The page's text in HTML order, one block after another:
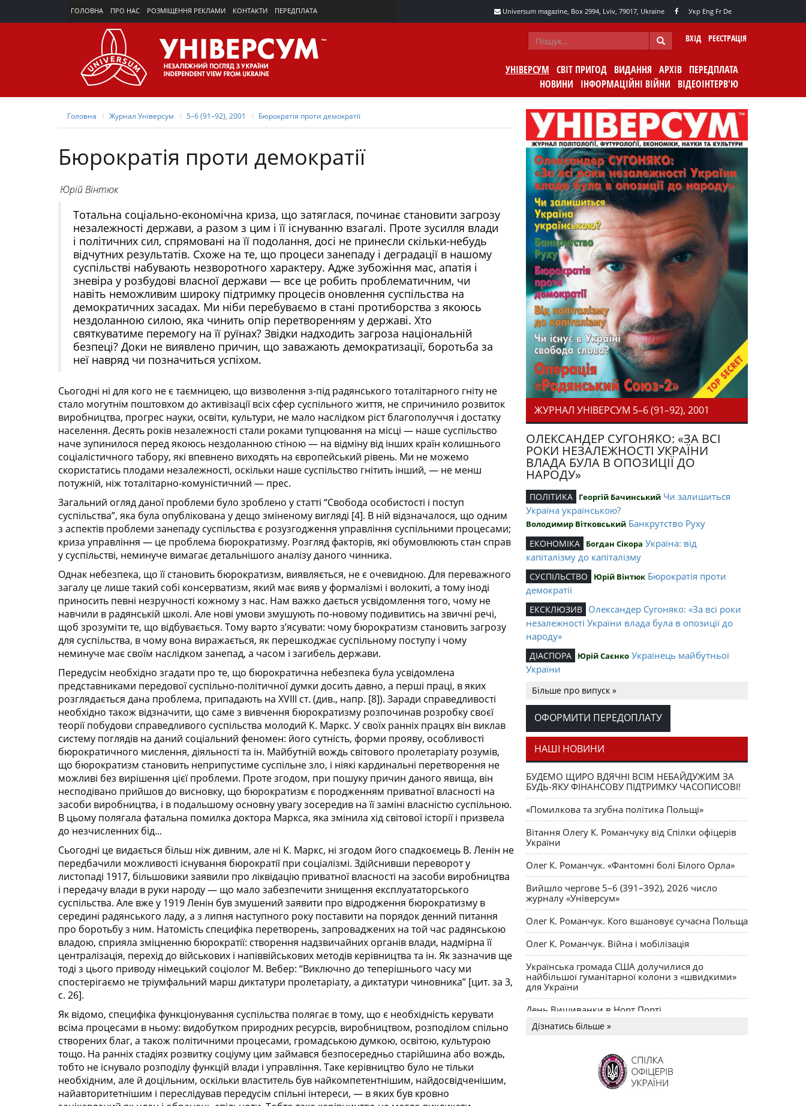
ГОЛОВНА ПРО НАС РОЗМІЩЕННЯ РЕКЛАМИ КОНТАКТИ ПЕРЕДПЛАТА Universum magazine, Box 2994, Lviv, 79017, Ukraine Укр Eng Fr De
ВХІД РЕЄСТРАЦІЯ
УНІВЕРСУМ СВІТ ПРИГОД ВИДАННЯ АРХІВ ПЕРЕДПЛАТА
НОВИНИ
ІНФОРМАЦІЙНІ ВІЙНИ ВІДЕОІНТЕРВ'Ю
Головна Журнал Універсум 5–6 (91–92), 2001 Бюрократія проти демократії
Бюрократія проти демократії
Юрій Вінтюк
Тотальна соціально-економічна криза, що затяглася, починає становити загрозу
незалежності держави, а разом з цим і її існуванню взагалі. Проте зусилля влади
і політичних сил, спрямовані на її подолання, досі не принесли скільки-небудь
відчутних результатів. Схоже на те, що процеси занепаду і деградації в нашому
суспільстві набувають незворотного характеру. Адже зубожіння мас, апатія і
зневіра у розбудові власної держави — все це робить проблематичним, чи
навіть неможливим широку підтримку процесів оновлення суспільства на
демократичних засадах. Ми ніби перебуваємо в стані протиборства з якоюсь
нездоланною силою, яка чинить опір перетворенням у державі. Хто
святкуватиме перемогу на її руїнах? Звідки надходить загроза національній
безпеці? Доки не виявлено причин, що заважають демократизації, боротьба за
неї навряд чи позначиться успіхом.
Сьогодні ні для кого не є таємницею, що визволення з-під радянського тоталітарного гніту не
стало могутнім поштовхом до активізації всіх сфер суспільного життя, не спричинило розвиток
виробництва, прогрес науки, освіти, культури, не мало наслідком ріст благополуччя і достатку
населення. Десять років незалежності стали роками тупцювання на місці — наше суспільство
наче зупинилося перед якоюсь нездоланною стіною — на відміну від інших країн колишнього
соціалістичного табору, які впевнено виходять на європейський рівень. Ми не можемо
скористатись плодами незалежності, оскільки наше суспільство гнітить інший, — не менш
потужній, ніж тоталітарно-комуністичний — прес.
Загальний огляд даної проблеми було зроблено у статті “Свобода особистості і поступ
суспільства”, яка була опублікована у дещо зміненому вигляді [4]. В ній відзначалося, що одним
з аспектів проблеми занепаду суспільства є розузгодження управління суспільними процесами;
криза управління — це проблема бюрократизму. Розгляд факторів, які обумовлюють стан справ
у суспільстві, неминуче вимагає детальнішого аналізу даного чинника.
Однак небезпека, що її становить бюрократизм, виявляється, не є очевидною. Для переважного
загалу це лише такий собі консерватизм, який має вияв у формалізмі і волокиті, а тому іноді
приносить певні незручності кожному з нас. Нам важко дається усвідомлення того, чому не
навчили в радянській школі. Але нові умови змушують по-новому подивитись на звичні речі,
щоб зрозуміти те, що відбувається. Тому варто з’ясувати: чому бюрократизм становить загрозу
для суспільства, в чому вона виражається, як перешкоджає суспільному поступу і чому
неминуче має своїм наслідком занепад, а часом і загибель держави.
Передусім необхідно згадати про те, що бюрократична небезпека була усвідомлена
представниками передової суспільно-політичної думки досить давно, а перші праці, в яких
розглядається дана проблема, припадають на ХVІІІ ст. (див., напр. [8]). Заради справедливості
необхідно також відзначити, що саме з вивчення бюрократизму розпочинав розробку своєї
теорії побудови справедливого суспільства молодий К. Маркс. У своїх ранніх працях він виклав
систему поглядів на даний соціальний феномен: його сутність, форми прояву, особливості
бюрократичного мислення, діяльності та ін. Майбутній вождь світового пролетаріату розумів,
що бюрократизм становить неприпустиме суспільне зло, і ніякі кардинальні перетворення не
можливі без вирішення цієї проблеми. Проте згодом, при пошуку причин даного явища, він
несподівано прийшов до висновку, що бюрократизм є породженням приватної власності на
засоби виробництва, і в подальшому основну увагу зосередив на її заміні власністю суспільною.
В цьому полягала фатальна помилка доктора Маркса, яка змінила хід світової історії і призвела
до незчисленних бід...
Сьогодні це видається більш ніж дивним, але ні К. Маркс, ні згодом його спадкоємець В. Ленін не
передбачили можливості існування бюрократії при соціалізмі. Здійснивши переворот у
листопаді 1917, більшовики заявили про ліквідацію приватної власності на засоби виробництва
і передачу влади в руки народу — що мало забезпечити знищення експлуататорського
суспільства. Але вже у 1919 Ленін був змушений заявити про відродження бюрократизму в
середині радянського ладу, а з липня наступного року поставити на порядок денний питання
про боротьбу з ним. Натомість специфіка перетворень, запроваджених на той час радянською
владою, сприяла зміцненню бюрократії: створення надзвичайних органів влади, надмірна її
централізація, перехід до військових і напіввійськових методів керівництва та ін. Як зазначив ще
тоді з цього приводу німецький соціолог М. Вебер: “Виключно до теперішнього часу ми
спостерігаємо не тріумфальний марш диктатури пролетаріату, а диктатури чиновника” [цит. за 3,
с. 26].
Як відомо, специфіка функціонування суспільства полягає в тому, що є необхідність керувати
всіма процесами в ньому: видобутком природних ресурсів, виробництвом, розподілом спільно
створених благ, а також політичними процесами, громадською думкою, освітою, культурою
тощо. На ранніх стадіях розвитку соціуму цим займався безпосередньо старійшина або вождь,
тобто не існувало розподілу функцій влади і управління. Таке керівництво було не тільки
необхідним, але й доцільним, оскільки властитель був найкомпетентнішим, найдосвідченішим,
найавторитетнішим і переслідував передусім спільні інтереси, — в яких був кровно
ЖУРНАЛ УНІВЕРСУМ 5–6 (91–92), 2001
ОЛЕКСАНДЕР СУГОНЯКО: «ЗА ВСІ
РОКИ НЕЗАЛЕЖНОСТІ УКРАЇНИ
ВЛАДА БУЛА В ОПОЗИЦІЇ ДО
НАРОДУ»
ПОЛІТИКА Георгій Бачинський Чи залишиться
Україна українською?
Володимир Вітковський Банкрутство Руху
ЕКОНОМІКА Богдан Сікора Україна: від
капіталізму до капіталізму
СУСПІЛЬСТВО Юрій Вінтюк Бюрократія проти
демократії
ЕКСКЛЮЗИВ Олександер Сугоняко: «За всі роки
незалежності України влада була в опозиції до
народу»
ДІАСПОРА Юрій Саєнко Українець майбутньої
України
СЛОВО РЕДАКЦІЙНЕ
СОЦІОЛОГІЯ Образ України і українців у Польщі
та Польщі і поляків в Україні
ЕКОНОМІКА ЗАТ «Оболонь»: обрати свій шлях
СВОБОДА СЛОВА Чи існує в Україні свобода
слова?
Більше про випуск »
ОФОРМИТИ ПЕРЕДОПЛАТУ
НАШІ НОВИНИ
БУДЕМО ЩИРО ВДЯЧНІ ВСІМ НЕБАЙДУЖИМ ЗА
БУДЬ-ЯКУ ФІНАНСОВУ ПІДТРИМКУ ЧАСОПИСОВІ!
«Помилкова та згубна політика Польщі»
Вітання Олегу К. Романчуку від Спілки офіцерів
України
Олег К. Романчук. «Фантомні болі Білого Орла»
Вийшло чергове 5–6 (391–392), 2026 число
журналу «Універсум»
Олег К. Романчук. Кого вшановує сучасна Польща
Олег К. Романчук. Війна і мобілізація
Українська громада США долучилися до
найбільшої гуманітарної колони з «швидкими»
для України
День Вишиванки в Норт Порті
OPUS MAGNUM Олега К. Романчука
Дізнатись більше »